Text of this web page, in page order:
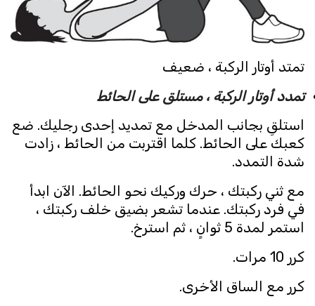
تمتد أوتار الركبة ، ضعيف
تمدد أوتار الركبة ، مستلق على الحائط
استلقِ بجانب المدخل مع تمديد إحدى رجليك. ضع
كعبك على الحائط. كلما اقتربت من الحائط ، زادت
شدة التمدد.
مع ثني ركبتك ، حرك وركيك نحو الحائط. الآن ابدأ
في فرد ركبتك. عندما تشعر بضيق خلف ركبتك ،
استمر لمدة 5 ثوانٍ ، ثم استرخ.
كرر 10 مرات.
كرر مع الساق الأخرى.